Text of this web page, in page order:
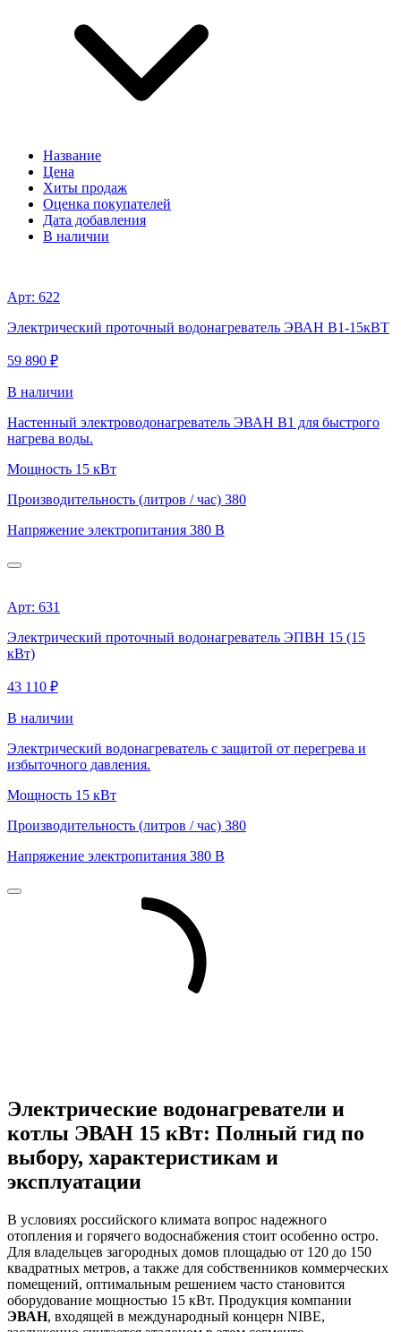
Название
Цена
Хиты продаж
Оценка покупателей
Дата добавления
В наличии
Арт: 622
Электрический проточный водонагреватель ЭВАН В1-15кВТ
59 890 ₽
В наличии
Настенный электроводонагреватель ЭВАН В1 для быстрого
нагрева воды.
Мощность 15 кВт
Производительность (литров / час) 380
Напряжение электропитания 380 В
Арт: 631
Электрический проточный водонагреватель ЭПВН 15 (15
кВт)
43 110 ₽
В наличии
Электрический водонагреватель с защитой от перегрева и
избыточного давления.
Мощность 15 кВт
Производительность (литров / час) 380
Напряжение электропитания 380 В
Электрические водонагреватели и
котлы ЭВАН 15 кВт: Полный гид по
выбору, характеристикам и
эксплуатации
В условиях российского климата вопрос надежного
отопления и горячего водоснабжения стоит особенно остро.
Для владельцев загородных домов площадью от 120 до 150
квадратных метров, а также для собственников коммерческих
помещений, оптимальным решением часто становится
оборудование мощностью 15 кВт. Продукция компании
ЭВАН, входящей в международный концерн NIBE,